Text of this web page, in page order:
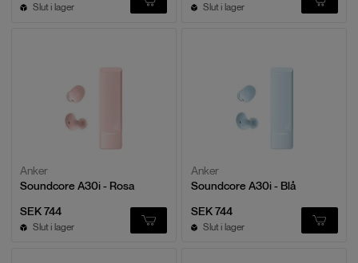
Slut i lager Slut i lager
Anker
Soundcore A30i - Rosa
SEK 744
Slut i lager
Anker
Soundcore A30i - Blå
SEK 744
Slut i lager